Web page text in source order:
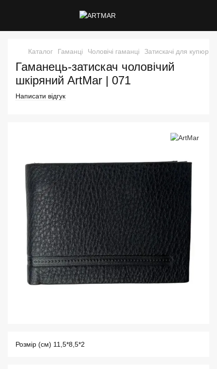
Каталог Гаманці Чоловічі гаманці Затискачі для купюр
Гаманець-затискач чоловічий
шкіряний ArtMar | 071
Написати відгук
Розмір (см) 11,5*8,5*2